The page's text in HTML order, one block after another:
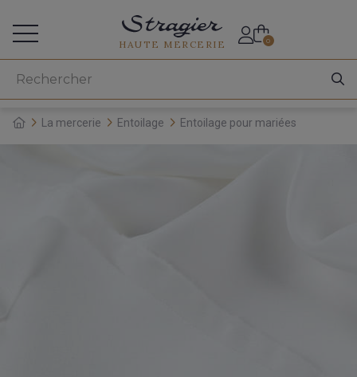
HAUTE MERCERIE 0
La mercerie Entoilage Entoilage pour mariées